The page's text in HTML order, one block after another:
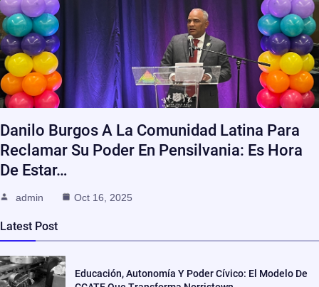
Danilo Burgos A La Comunidad Latina Para
Reclamar Su Poder En Pensilvania: Es Hora
De Estar…
admin Oct 16, 2025
Latest Post
Educación, Autonomía Y Poder Cívico: El Modelo De